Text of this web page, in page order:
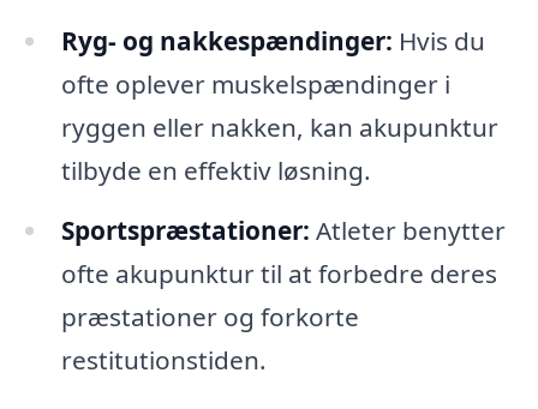
Ryg- og nakkespændinger: Hvis du
ofte oplever muskelspændinger i
ryggen eller nakken, kan akupunktur
tilbyde en effektiv løsning.
Sportspræstationer: Atleter benytter
ofte akupunktur til at forbedre deres
præstationer og forkorte
restitutionstiden.